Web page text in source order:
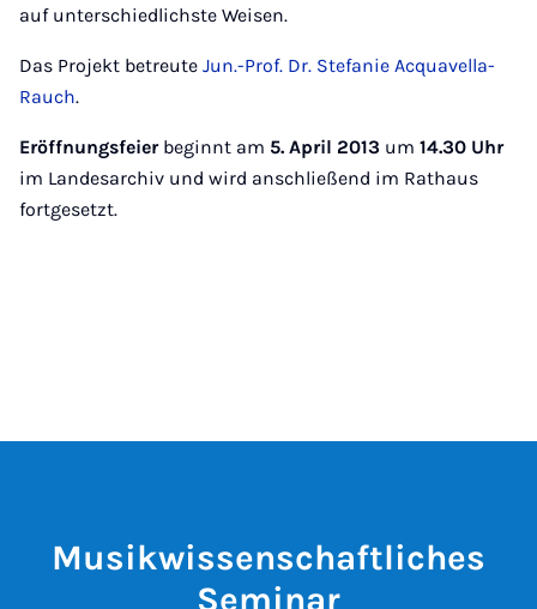
auf unterschiedlichste Weisen.
Das Projekt betreute Jun.-Prof. Dr. Stefanie Acquavella-
Rauch.
Eröffnungsfeierbeginnt am 5. April 2013 um 14.30 Uhr
im Landesarchiv und wird anschließend im Rathaus
fortgesetzt.
Musikwissenschaftliches
Seminar